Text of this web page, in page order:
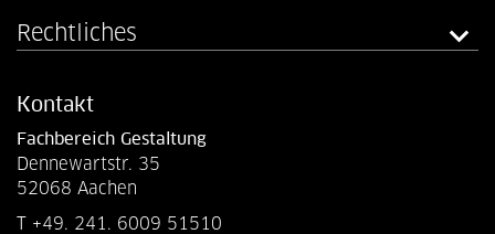
Rechtliches
Kontakt
Fachbereich Gestaltung
Dennewartstr. 35
52068 Aachen
T +49. 241. 6009 51510